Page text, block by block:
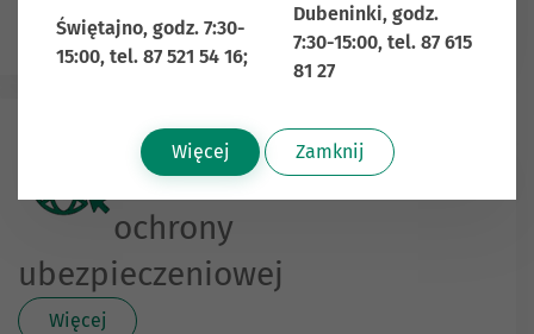
Więcej
Minimalny zakres
ochrony
ubezpieczeniowej
Więcej
Świętajno, godz. 7:30-
15:00, tel. 87 521 54 16;
Dubeninki, godz.
7:30-15:00, tel. 87 615
81 27
Więcej Zamknij